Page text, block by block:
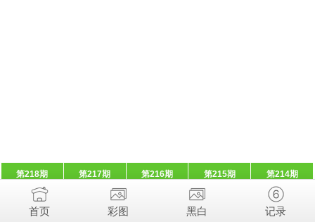
第218期 第217期 第216期 第215期 第214期
首页 彩图 黑白 记录